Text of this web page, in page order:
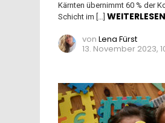
Kärnten übernimmt 60 % der
Schicht im […] WEITERLESEN
von Lena Fürst
13. November 2023,